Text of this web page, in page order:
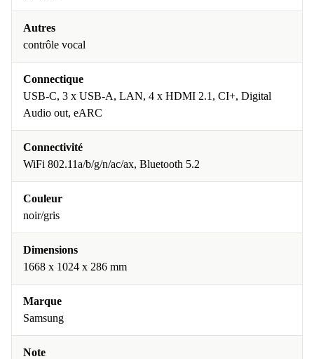
Autres
contrôle vocal
Connectique
USB-C, 3 x USB-A, LAN, 4 x HDMI 2.1, CI+, Digital
Audio out, eARC
Connectivité
WiFi 802.11a/b/g/n/ac/ax, Bluetooth 5.2
Couleur
noir/gris
Dimensions
1668 x 1024 x 286 mm
Marque
Samsung
Note